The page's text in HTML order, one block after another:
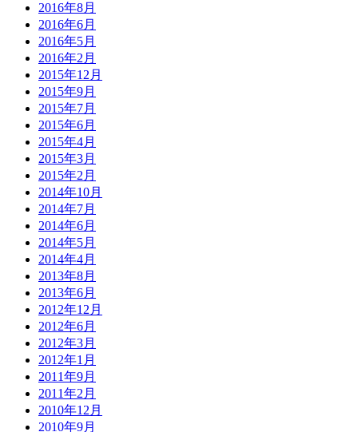
2016年8月
2016年6月
2016年5月
2016年2月
2015年12月
2015年9月
2015年7月
2015年6月
2015年4月
2015年3月
2015年2月
2014年10月
2014年7月
2014年6月
2014年5月
2014年4月
2013年8月
2013年6月
2012年12月
2012年6月
2012年3月
2012年1月
2011年9月
2011年2月
2010年12月
2010年9月